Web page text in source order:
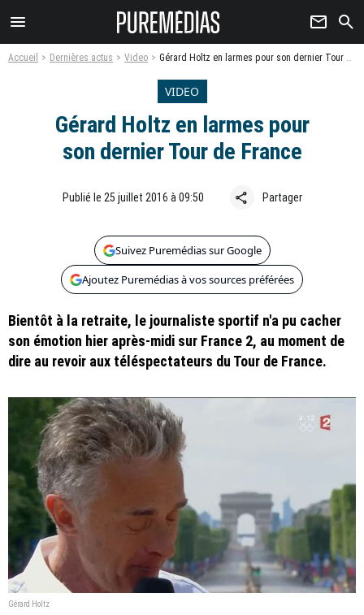
menu newsletter search
Accueil Dernières actus Video Gérard Holtz en larmes pour son dernier Tour de France
VIDEO
Gérard Holtz en larmes pour
son dernier Tour de France
Publié le 25 juillet 2016 à 09:50 share Partager
Suivez Puremédias sur Google
Ajoutez Puremédias à vos sources préférées
Bientôt à la retraite, le journaliste sportif n'a pu cacher
son émotion hier après-midi sur France 2, au moment de
dire au revoir aux téléspectateurs du Tour de France.
Gérard Holtz